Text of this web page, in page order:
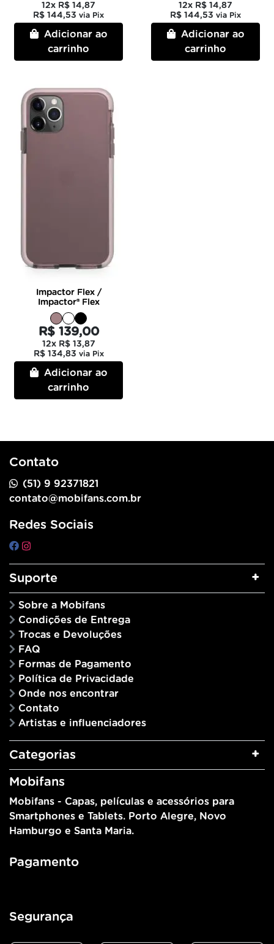
12x R$ 14,87
R$ 144,53 via Pix
Adicionar ao
carrinho
12x R$ 14,87
R$ 144,53 via Pix
Adicionar ao
carrinho
Impactor Flex /
Impactor® Flex
R$ 139,00
12x R$ 13,87
R$ 134,83 via Pix
Adicionar ao
carrinho
Contato
(51) 9 92371821
contato@mobifans.com.br
Redes Sociais
Suporte
Sobre a Mobifans
Condições de Entrega
Trocas e Devoluções
FAQ
Formas de Pagamento
Política de Privacidade
Onde nos encontrar
Contato
Artistas e influenciadores
Categorias
Mobifans
Mobifans - Capas, películas e acessórios para
Smartphones e Tablets. Porto Alegre, Novo
Hamburgo e Santa Maria.
Pagamento
Segurança